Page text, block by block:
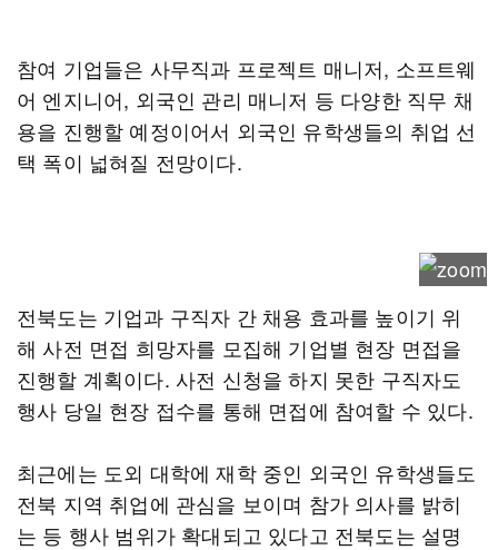
참여 기업들은 사무직과 프로젝트 매니저, 소프트웨
어 엔지니어, 외국인 관리 매니저 등 다양한 직무 채
용을 진행할 예정이어서 외국인 유학생들의 취업 선
택 폭이 넓혀질 전망이다.
전북도는 기업과 구직자 간 채용 효과를 높이기 위
해 사전 면접 희망자를 모집해 기업별 현장 면접을
진행할 계획이다. 사전 신청을 하지 못한 구직자도
행사 당일 현장 접수를 통해 면접에 참여할 수 있다.
최근에는 도외 대학에 재학 중인 외국인 유학생들도
전북 지역 취업에 관심을 보이며 참가 의사를 밝히
는 등 행사 범위가 확대되고 있다고 전북도는 설명